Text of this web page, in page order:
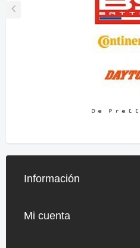
Información
Mi cuenta